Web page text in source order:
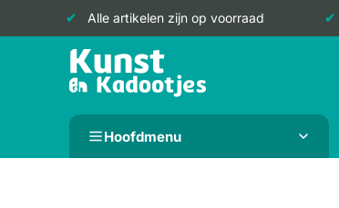
Alle artikelen zijn op voorraad
Doorgaan
Hoofdmenu